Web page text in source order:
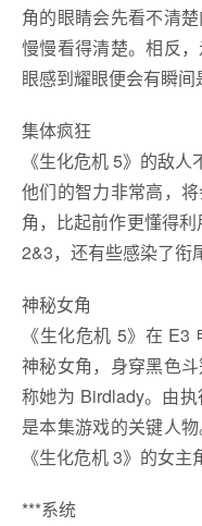
角的眼睛会先看不清
慢慢看得清楚。相反
眼感到耀眼便会有瞬间
集体疯狂
《生化危机 5》的敌
他们的智力非常高，
角，比起前作更懂得
2&3，还有些感染了衔
神秘女角
《生化危机 5》在
神秘女角，身穿黑色
称她为 Birdlady。由
是本集游戏的关键人
《生化危机 3》的女主
***系统